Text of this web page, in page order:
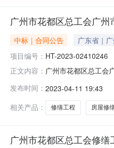
广州市花都区总工会广
中标｜合同公告 广东省｜
项目编号： HT-2023-02410246
正文内容： 广州市花都区总工会
新华路73号花都区总
发布时间： 2023-04-11 19:43
相关产品：
修缮工程 房屋修
广州市花都区总工会修